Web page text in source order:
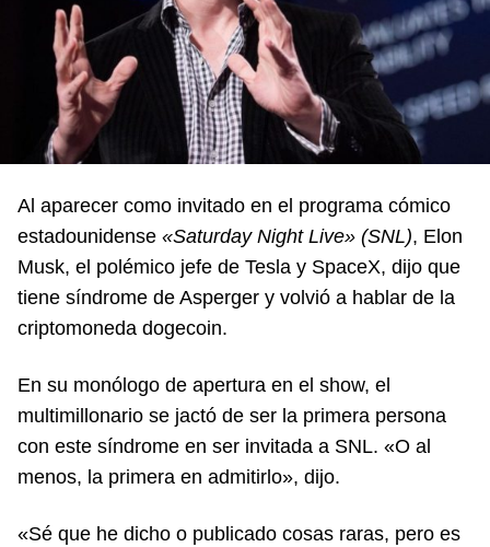
Al aparecer como invitado en el programa cómico
estadounidense «Saturday Night Live» (SNL), Elon
Musk, el polémico jefe de Tesla y SpaceX, dijo que
tiene síndrome de Asperger y volvió a hablar de la
criptomoneda dogecoin.
En su monólogo de apertura en el show, el
multimillonario se jactó de ser la primera persona
con este síndrome en ser invitada a SNL. «O al
menos, la primera en admitirlo», dijo.
«Sé que he dicho o publicado cosas raras, pero es